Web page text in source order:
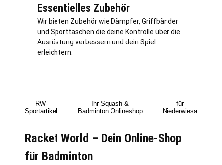
Essentielles Zubehör
Wir bieten Zubehör wie Dämpfer, Griffbänder
und Sporttaschen die deine Kontrolle über die
Ausrüstung verbessern und dein Spiel
erleichtern.
RW-
Sportartikel
Ihr Squash &
Badminton Onlineshop
für
Niederwiesa
Racket World – Dein Online-Shop
für Badminton